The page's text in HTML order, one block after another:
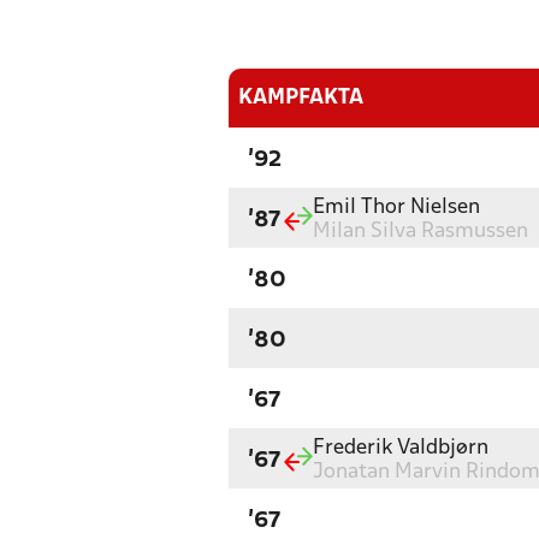
KAMPFAKTA
'92
'87
Emil Thor Nielsen
Milan Silva Rasmussen
'80
'80
'67
'67
Frederik Valdbjørn
Jonatan Marvin Rindom
'67